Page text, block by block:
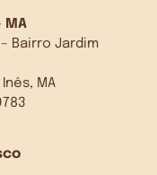
MA
– Bairro Jardim
MA